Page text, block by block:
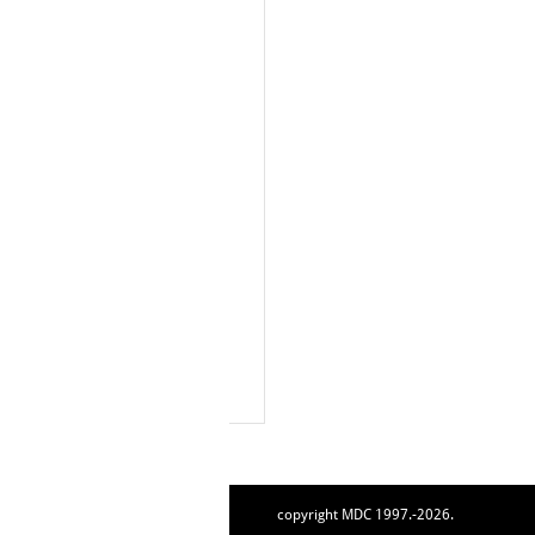
copyright MDC 1997.-2026.